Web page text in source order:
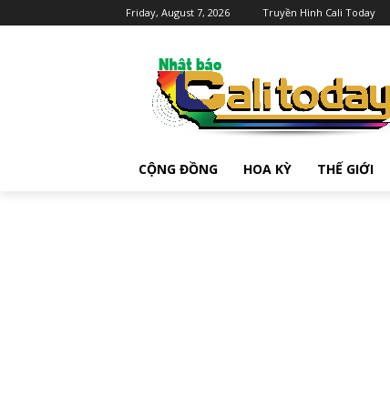
Friday, August 7, 2026 Truyền Hình Cali Today
CỘNG ĐỒNG HOA KỲ THẾ GIỚI